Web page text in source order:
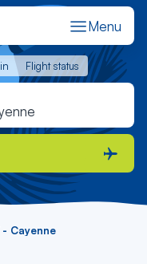
Menu
in Flight status
Flight status
- Cayenne